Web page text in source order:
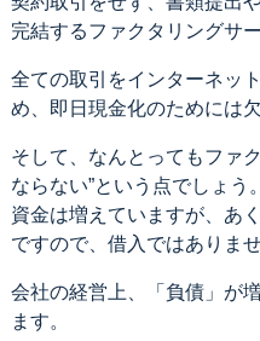
完結するファクタリングサ
全ての取引をインターネッ
め、即日現金化のためには
そして、なんとってもファ
ならない”という点でしょう。
資金は増えていますが、あ
ですので、借入ではありませ
会社の経営上、「負債」が
ます。